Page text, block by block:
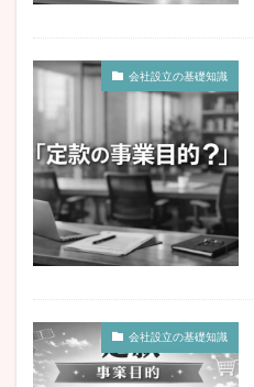
会社設立の基礎知識
会社設立の基礎知識